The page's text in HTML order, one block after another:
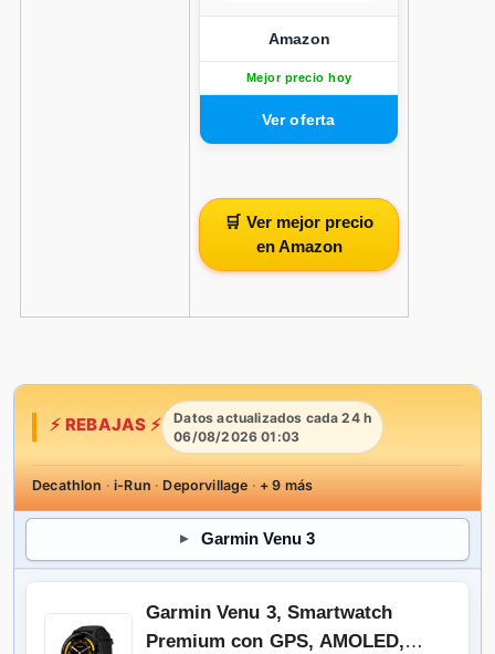
Amazon
Mejor precio hoy
🛒 Ver mejor precio
en Amazon
⚡ REBAJAS ⚡
Datos actualizados cada 24 h
06/08/2026 01:03
Decathlon ·i-Run ·Deporvillage · + 9 más
Garmin Venu 3
Garmin Venu 3, Smartwatch
Premium con GPS, AMOLED,